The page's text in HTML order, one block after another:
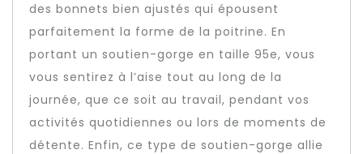
des bonnets bien ajustés qui épousent
parfaitement la forme de la poitrine. En
portant un soutien-gorge en taille 95e, vous
vous sentirez à l’aise tout au long de la
journée, que ce soit au travail, pendant vos
activités quotidiennes ou lors de moments de
détente. Enfin, ce type de soutien-gorge allie